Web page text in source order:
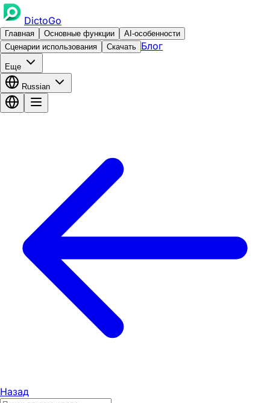
DictoGo
Главная Основные функции
AI-особенности
Сценарии использования
Скачать Блог
Еще
Russian
Назад